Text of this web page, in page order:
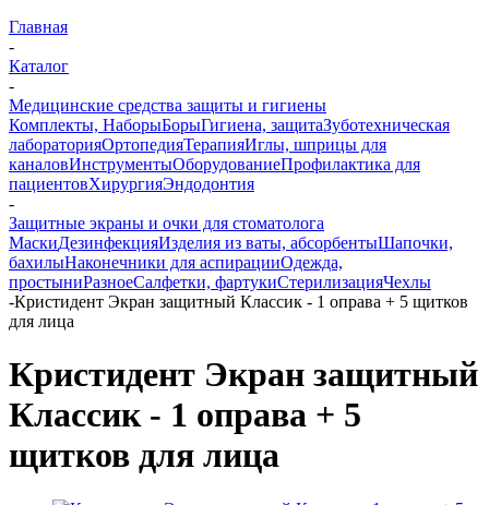
Главная
-
Каталог
-
Медицинские средства защиты и гигиены
Комплекты, НаборыБорыГигиена, защитаЗуботехническая
лабораторияОртопедияТерапияИглы, шприцы для
каналовИнструментыОборудованиеПрофилактика для
пациентовХирургияЭндодонтия
-
Защитные экраны и очки для стоматолога
МаскиДезинфекцияИзделия из ваты, абсорбентыШапочки,
бахилыНаконечники для аспирацииОдежда,
простыниРазноеСалфетки, фартукиСтерилизацияЧехлы
-Кристидент Экран защитный Классик - 1 оправа + 5 щитков
для лица
Кристидент Экран защитный
Классик - 1 оправа + 5
щитков для лица